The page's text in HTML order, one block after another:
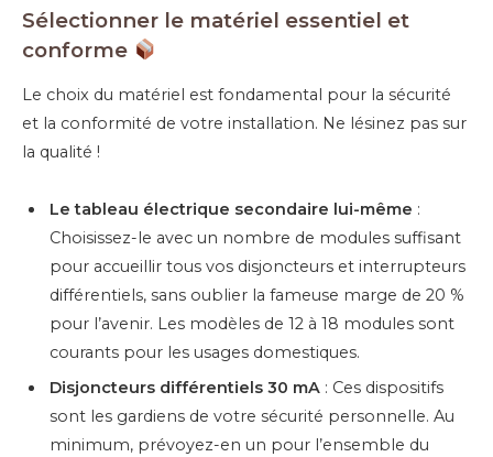
Sélectionner le matériel essentiel et
conforme
Le choix du matériel est fondamental pour la sécurité
et la conformité de votre installation. Ne lésinez pas sur
la qualité !
Le tableau électrique secondaire lui-même :
Choisissez-le avec un nombre de modules suffisant
pour accueillir tous vos disjoncteurs et interrupteurs
différentiels, sans oublier la fameuse marge de 20 %
pour l’avenir. Les modèles de 12 à 18 modules sont
courants pour les usages domestiques.
Disjoncteurs différentiels 30 mA : Ces dispositifs
sont les gardiens de votre sécurité personnelle. Au
minimum, prévoyez-en un pour l’ensemble du